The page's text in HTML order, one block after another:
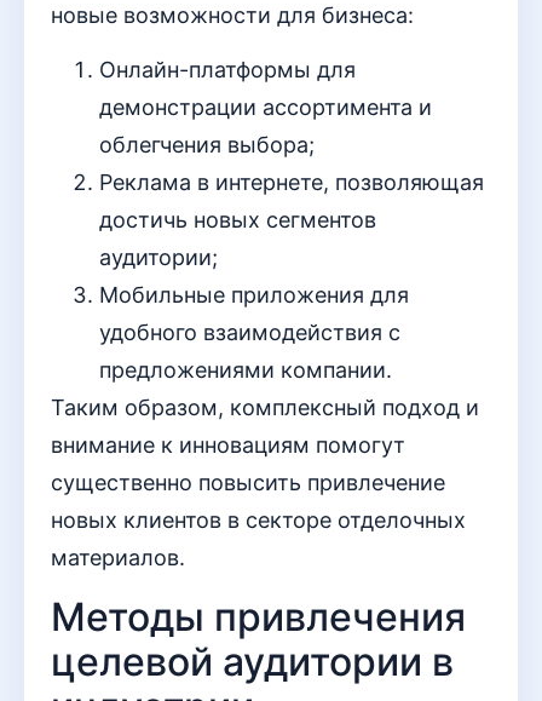
новые возможности для бизнеса:
Онлайн-платформы для
демонстрации ассортимента и
облегчения выбора;
Реклама в интернете, позволяющая
достичь новых сегментов
аудитории;
Мобильные приложения для
удобного взаимодействия с
предложениями компании.
Таким образом, комплексный подход и
внимание к инновациям помогут
существенно повысить привлечение
новых клиентов в секторе отделочных
материалов.
Методы привлечения
целевой аудитории в